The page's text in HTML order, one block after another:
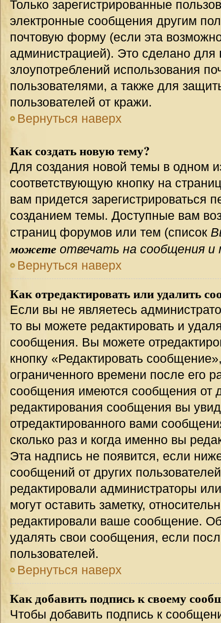
Только зарегистрированные
электронные сообщения другим
почтовую форму (если эта
администрацией). Это сделано для
злоупотреблений использования
пользователями, а также для
пользователей от кражи.
Вернуться наверх
Как создать новую тему?
Для создания новой темы в одном
соответствующую кнопку на
вам придется зарегистрироваться
созданием темы. Доступные вам
страниц форумов или тем (список
можете отвечать на сообщения и
Вернуться наверх
Как отредактировать или удалить
Если вы не являетесь
то вы можете редактировать и
сообщения. Вы можете
кнопку «Редактировать
ограниченного времени после его
сообщения имеются сообщения от
редактирования сообщения вы
отредактированного вами
сколько раз и когда именно вы
Эта надпись не появится, если
сообщений от других
редактировали администраторы
могут оставить заметку,
редактировали ваше сообщение.
удалять свои сообщения, если
пользователей.
Вернуться наверх
Как добавить подпись к своему
Чтобы добавить подпись к